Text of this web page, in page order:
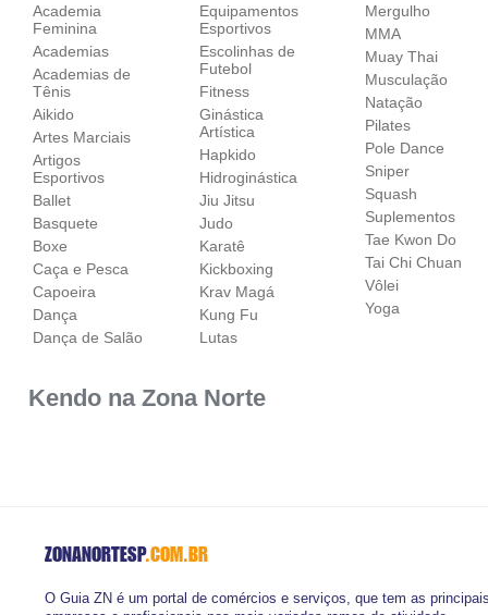
Academia
Feminina
Academias
Academias de
Tênis
Aikido
Artes Marciais
Artigos
Esportivos
Ballet
Basquete
Boxe
Caça e Pesca
Capoeira
Dança
Dança de Salão
Equipamentos
Esportivos
Escolinhas de
Futebol
Fitness
Ginástica
Artística
Hapkido
Hidroginástica
Jiu Jitsu
Judo
Karatê
Kickboxing
Krav Magá
Kung Fu
Lutas
Mergulho
MMA
Muay Thai
Musculação
Natação
Pilates
Pole Dance
Sniper
Squash
Suplementos
Tae Kwon Do
Tai Chi Chuan
Vôlei
Yoga
Kendo na Zona Norte
ZONANORTESP.COM.BR
O Guia ZN é um portal de comércios e serviços, que tem as